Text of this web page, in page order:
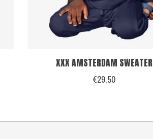
XXX AMSTERDAM SWEATER
€29,50